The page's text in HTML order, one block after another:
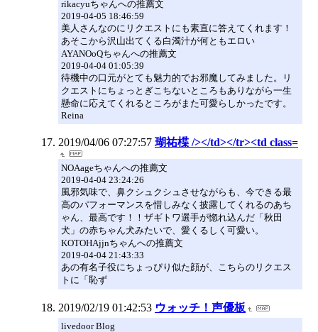
rikacyuちゃんへの推薦文
2019-04-05 18:46:59
美人さんなのにリクエストにも素直に答えてくれます！
あそこから沢山出てくる白濁汁が何ともエロい
AYANOoQちゃんへの推薦文
2019-04-04 01:05:39
待機中の口元がとても魅力的でお邪魔してみました。リ
クエストにちょっとぎこちないところもありながら一生
懸命に応えてくれるところがまた可愛らしかったです。
Reina
2019/04/06 07:27:57 瑚祐楪 /></td></tr><td class=
NOAageちゃんへの推薦文
2019-04-04 23:24:26
風邪気味で、鼻クシュクシュさせながらも、今できる最
高のパフォーマンスを惜しみなく披露してくれるのあち
ゃん、最高です！！ザギトワ選手が惚れ込んだ「秋田
犬」の赤ちゃん犬みたいで、愛くるしく可愛い。
KOTOHAjjnちゃんへの推薦文
2019-04-04 21:43:33
あの有名子役にちょっぴり似た顔が、こちらのリクエス
トに「恥ず
2019/02/19 01:42:53 ウォッチ！声優板
livedoor Blog